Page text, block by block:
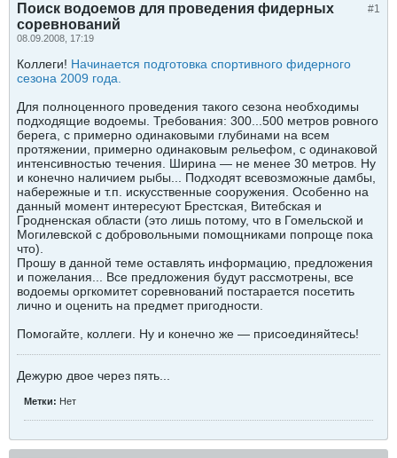
#1
Поиск водоемов для проведения фидерных
соревнований
08.09.2008, 17:19
Коллеги! Начинается подготовка спортивного фидерного
сезона 2009 года.
Для полноценного проведения такого сезона необходимы
подходящие водоемы. Требования: 300...500 метров ровного
берега, с примерно одинаковыми глубинами на всем
протяжении, примерно одинаковым рельефом, с одинаковой
интенсивностью течения. Ширина — не менее 30 метров. Ну
и конечно наличием рыбы... Подходят всевозможные дамбы,
набережные и т.п. искусственные сооружения. Особенно на
данный момент интересуют Брестская, Витебская и
Гродненская области (это лишь потому, что в Гомельской и
Могилевской с добровольными помощниками попроще пока
что).
Прошу в данной теме оставлять информацию, предложения
и пожелания... Все предложения будут рассмотрены, все
водоемы оргкомитет соревнований постарается посетить
лично и оценить на предмет пригодности.
Помогайте, коллеги. Ну и конечно же — присоединяйтесь!
Дежурю двое через пять...
Метки: Нет